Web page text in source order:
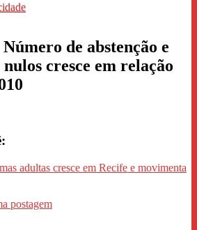
de abstenção e
cresce em relação
adultas cresce em Recife e movimenta
postagem